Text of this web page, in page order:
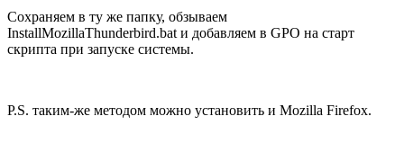
Сохраняем в ту же папку, обзываем
InstallMozillaThunderbird.bat и добавляем в GPO на старт
скрипта при запуске системы.
P.S. таким-же методом можно установить и Mozilla Firefox.